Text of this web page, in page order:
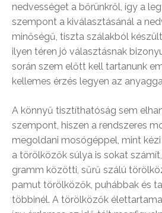
nedvességet a bőrünkről, így a
szempont a kiválasztásánál a
minőségű, tiszta szálakból készült
ilyen téren jó választásnak
során szem előtt kell tartanunk
kellemes érzés legyen az
A könnyű tisztíthatóság sem
szempont, hiszen a rendszeres
megoldani mosógéppel, mint
a törölközők súlya is sokat
gramm közötti, sűrű szálú
pamut törölközők, puhábbak és
többinél. A törölközők